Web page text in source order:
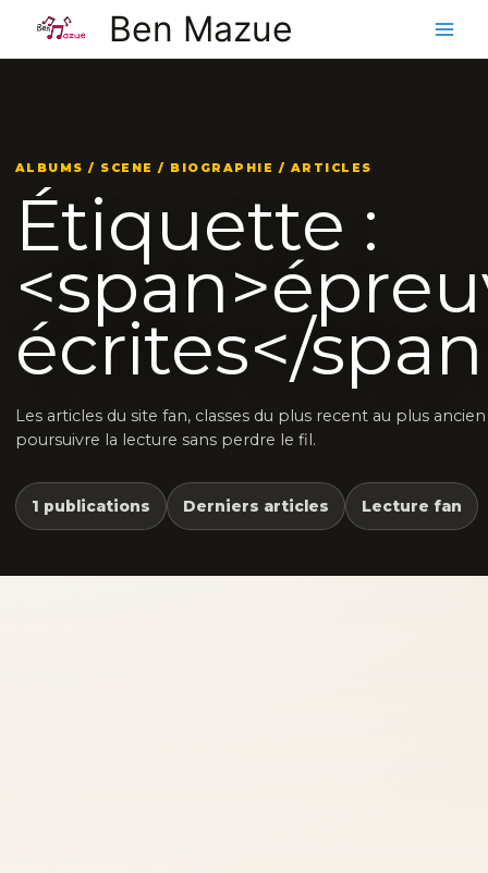
contenu
Ben Mazue
ALBUMS / SCENE / BIOGRAPHIE / ARTICLES
Étiquette :
écrites</
Les articles du site fan, classes du plus recent au plus
poursuivre la lecture sans perdre le fil.
1 publications Derniers articles Lecture fan